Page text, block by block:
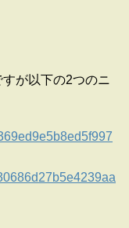
が以下の2つのニ